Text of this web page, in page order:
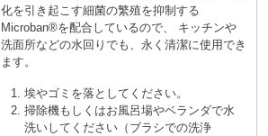
化を引き起こす細菌の繁殖を抑制する
Microban®を配合しているので、 キッチンや
洗面所などの水回りでも、永く清潔に使用でき
ます。
埃やゴミを落としてください。
掃除機もしくはお風呂場やベランダで水
洗いしてください
ブラシでの洗浄